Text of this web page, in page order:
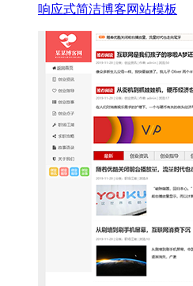
响应式简洁博客网站模板